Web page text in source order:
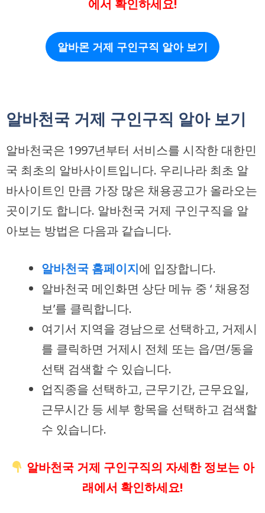
에서 확인하세요!
알바몬 거제 구인구직 알아 보기
알바천국 거제 구인구직 알아 보기
알바천국은 1997년부터 서비스를 시작한 대한민
국 최초의 알바사이트입니다. 우리나라 최초 알
바사이트인 만큼 가장 많은 채용공고가 올라오는
곳이기도 합니다. 알바천국 거제 구인구직을 알
아보는 방법은 다음과 같습니다.
알바천국 홈페이지에 입장합니다.
알바천국 메인화면 상단 메뉴 중 ‘ 채용정
보’를 클릭합니다.
여기서 지역을 경남으로 선택하고, 거제시
를 클릭하면 거제시 전체 또는 읍/면/동을
선택 검색할 수 있습니다.
업직종을 선택하고, 근무기간, 근무요일,
근무시간 등 세부 항목을 선택하고 검색할
수 있습니다.
알바천국 거제 구인구직의 자세한 정보는 아
래에서 확인하세요!